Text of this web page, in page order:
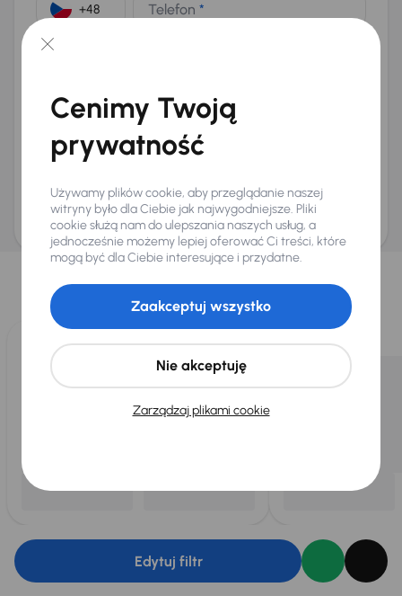
Telefon *
E-mail
Na e-mail(opcjonalnie)
Na numer telefonu (opcjonalnie)
Wyślij zapytanie
ani zagwarantowaną dostępnością pojazdu. AURES Holdings a.s., z siedzibą
Dopraváků 874/15, Čimice, 184 00 Praga 8, będzie przechowywać i przetwarzać
Twoje dane osobowe zgodnie z zasadami ochrony i przetwarzaniadanych
osobowych.
Wybraliśmy dla Ciebie
Wybieramy dla Ciebie
z naszej oferty. Kupimy
dla Ciebiedo 400 pojazdówkażdego dnia.
Edytuj filtr
Cenimy Twoją
prywatność
Używamy plików cookie, aby przeglądanie naszej
witryny było dla Ciebie jak najwygodniejsze. Pliki
cookie służą nam do ulepszania naszych usług, a
jednocześnie możemy lepiej oferować Ci treści, które
mogą być dla Ciebie interesujące i przydatne.
Zarządzaj plikami cookie
Nie akceptuję
Zaakceptuj wszystko